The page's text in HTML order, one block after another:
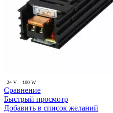
24 V 100 W
Сравнение
Быстрый просмотр
Добавить в список желаний